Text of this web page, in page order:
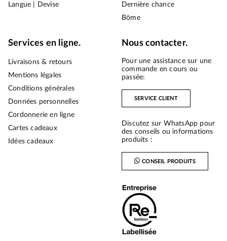
Langue | Devise
Dernière chance
Bōme
Services en ligne.
Livraisons & retours
Mentions légales
Conditions générales
Données personnelles
Cordonnerie en ligne
Cartes cadeaux
Idées cadeaux
Nous contacter.
Pour une assistance sur une
commande en cours ou
passée:
SERVICE CLIENT
Discutez sur WhatsApp pour
des conseils ou informations
produits :
CONSEIL PRODUITS